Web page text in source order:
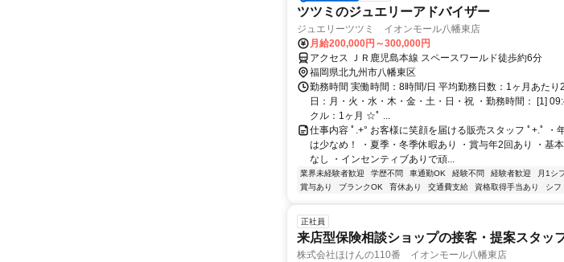
ツツミのジュエリーアドバイザー
ジュエリーツツミ イオンモール八幡東店
月給200,000円～300,000円
アクセス ＪＲ鹿児島本線 スペースワールド徒歩約6分
福岡県北九州市八幡東区
勤務時間 実働時間：8時間/日 平均勤務日数：1ヶ月あた
日：月・火・水・木・金・土・日・祝 ・勤務時間： [1]
クル：1ヶ月 ☆ﾟ ...
仕事内容 ﾟ.+° お客様に笑顔を届ける販売スタッフ ﾟ+.ﾟ ・
は少なめ！ ・夏季・冬季休暇あり ・賞与年2回あり ・基
なし ・インセンティブありで頑...
業界未経験者歓迎 学歴不問 車通勤OK 経験不問 経験者歓迎 月1シ
賞与あり
ブランクOK 育休あり 交通費支給 資格取得手当あり シフ
正社員
来店型保険相談ショップの接客・提案スタッ
株式会社ほけんの110番 イオンモール八幡東店